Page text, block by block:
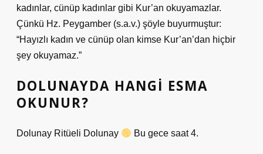
kadınlar, cünüp kadınlar gibi Kur’an okuyamazlar.
Çünkü Hz. Peygamber (s.a.v.) şöyle buyurmuştur:
“Hayızlı kadın ve cünüp olan kimse Kur’an’dan hiçbir
şey okuyamaz.”
DOLUNAYDA HANGI ESMA
OKUNUR?
Dolunay Ritüeli Dolunay Bu gece saat 4.